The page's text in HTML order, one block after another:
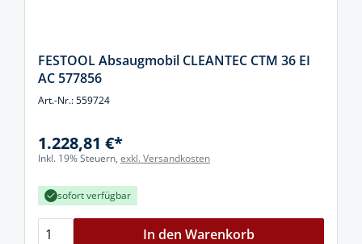
FESTOOL Absaugmobil CLEANTEC CTM 36 EI
AC 577856
Art.-Nr.: 559724
1.228,81 €*
Inkl. 19% Steuern, exkl. Versandkosten
sofort verfügbar
In den Warenkorb